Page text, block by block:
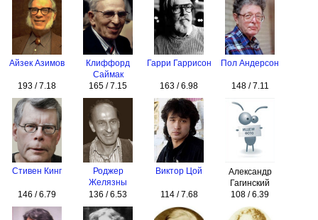
Айзек Азимов
193 / 7.18
Клиффорд
Саймак
165 / 7.15
Гарри Гаррисон
163 / 6.98
Пол Андерсон
148 / 7.11
Стивен Кинг
146 / 6.79
Роджер
Желязны
136 / 6.53
Виктор Цой
114 / 7.68
Александр
Гагинский
108 / 6.39